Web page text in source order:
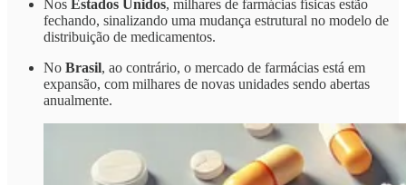
Nos Estados Unidos, milhares de farmácias físicas estão
fechando, sinalizando uma mudança estrutural no modelo de
distribuição de medicamentos.
No Brasil, ao contrário, o mercado de farmácias está em
expansão, com milhares de novas unidades sendo abertas
anualmente.